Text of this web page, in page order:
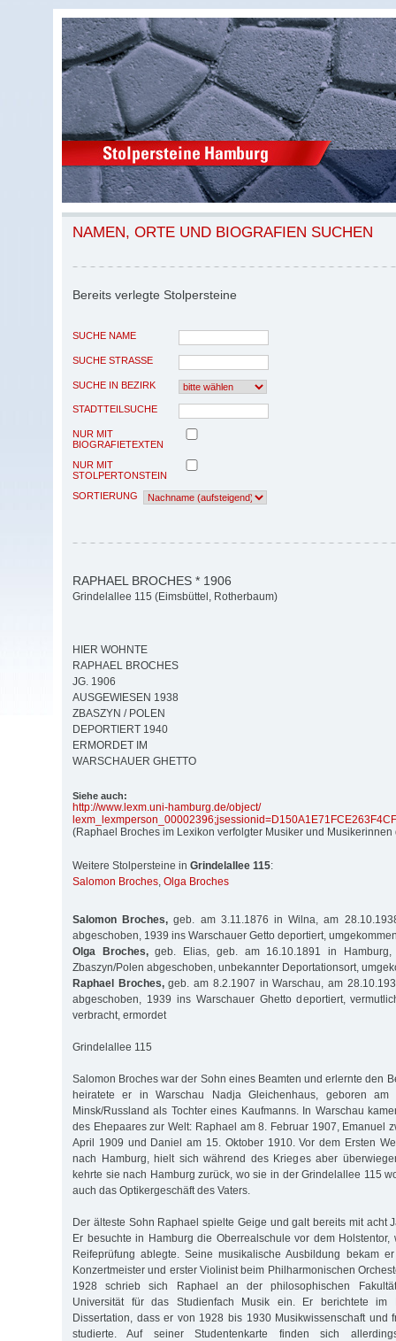
NAMEN, ORTE UND BIOGRAFIEN SUCHEN
Bereits verlegte Stolpersteine
SUCHE NAME
SUCHE STRASSE
SUCHE IN BEZIRK
STADTTEILSUCHE
NUR MIT
BIOGRAFIETEXTEN
NUR MIT
STOLPERTONSTEIN
SORTIERUNG
RAPHAEL BROCHES * 1906
Grindelallee 115 (Eimsbüttel, Rotherbaum)
HIER WOHNTE
RAPHAEL BROCHES
JG. 1906
AUSGEWIESEN 1938
ZBASZYN / POLEN
DEPORTIERT 1940
ERMORDET IM
WARSCHAUER GHETTO
Siehe auch:
http://www.lexm.uni-hamburg.de/object/
(Raphael Broches im Lexikon verfolgter Musiker und Musikerinnen
Weitere Stolpersteine in Grindelallee 115:
Salomon Broches, Olga Broches
Salomon Broches, geb. am 3.11.1876 in Wilna, am
abgeschoben, 1939 ins Warschauer Getto deportiert,
Olga Broches,geb. Elias, geb. am 16.10.1891 in Hamburg,
Zbaszyn/Polen abgeschoben, unbekannter Deportationsort,
Raphael Broches,geb. am 8.2.1907 in Warschau, am
abgeschoben, 1939 ins Warschauer Ghetto deportiert,
verbracht, ermordet
Grindelallee 115
Salomon Broches war der Sohn eines Beamten und erlernte den
heiratete er in Warschau Nadja Gleichenhaus, geboren
Minsk/Russland als Tochter eines Kaufmanns. In Warschau
des Ehepaares zur Welt: Raphael am 8. Februar 1907, Emanuel
April 1909 und Daniel am 15. Oktober 1910. Vor dem Ersten
nach Hamburg, hielt sich während des Krieges aber
kehrte sie nach Hamburg zurück, wo sie in der Grindelallee 115
auch das Optikergeschäft des Vaters.
Der älteste Sohn Raphael spielte Geige und galt bereits mit acht
Er besuchte in Hamburg die Oberrealschule vor dem
Reifeprüfung ablegte. Seine musikalische Ausbildung bekam
Konzertmeister und erster Violinist beim Philharmonischen
1928 schrieb sich Raphael an der philosophischen
Universität für das Studienfach Musik ein. Er berichtete im
Dissertation, dass er von 1928 bis 1930 Musikwissenschaft und
studierte. Auf seiner Studentenkarte finden sich